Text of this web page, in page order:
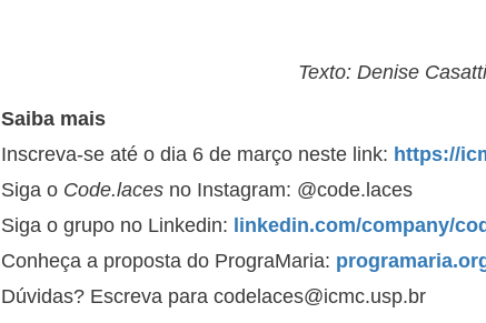
Texto: Denise
Saiba mais
Inscreva-se até o dia 6 de março neste link: https://
Siga o Code.lacesno Instagram: @code.laces
Siga o grupo no Linkedin: linkedin.com/company/
Conheça a proposta do PrograMaria:
Dúvidas? Escreva para codelaces@icmc.usp.br